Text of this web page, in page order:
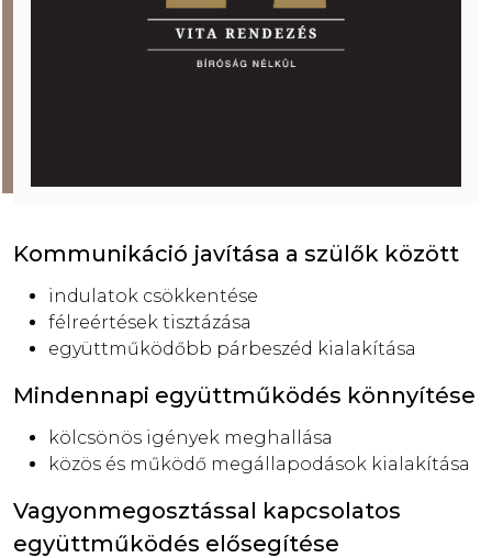
Kommunikáció javítása a szülők között
indulatok csökkentése
félreértések tisztázása
együttműködőbb párbeszéd kialakítása
Mindennapi együttműködés könnyítése
kölcsönös igények meghallása
közös és működő megállapodások kialakítása
Vagyonmegosztással kapcsolatos
együttműködés elősegítése